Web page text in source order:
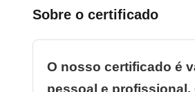
lugar . Só precisa estar
3. Como obter o
Sobre o certificado
O nosso certificado é
pessoal e